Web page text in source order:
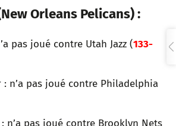
Orleans Pelicans) :
pas joué contre Utah Jazz (133-
n’a pas joué contre Philadelphia